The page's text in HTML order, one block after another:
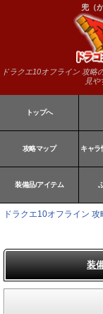
兜（
ドラクエ10オフライン 攻略
見
トップへ
攻略マップ キャラ
装備品/アイテム
ドラクエ10オフライン 攻
装